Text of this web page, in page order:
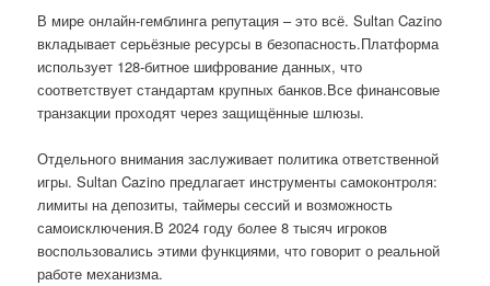
В мире онлайн-гемблинга репутация – это всё. Sultan Cazino
вкладывает серьёзные ресурсы в безопасность.Платформа
использует 128-битное шифрование данных, что
соответствует стандартам крупных банков.Все финансовые
транзакции проходят через защищённые шлюзы.
Отдельного внимания заслуживает политика ответственной
игры. Sultan Cazino предлагает инструменты самоконтроля:
лимиты на депозиты, таймеры сессий и возможность
самоисключения.В 2024 году более 8 тысяч игроков
воспользовались этими функциями, что говорит о реальной
работе механизма.